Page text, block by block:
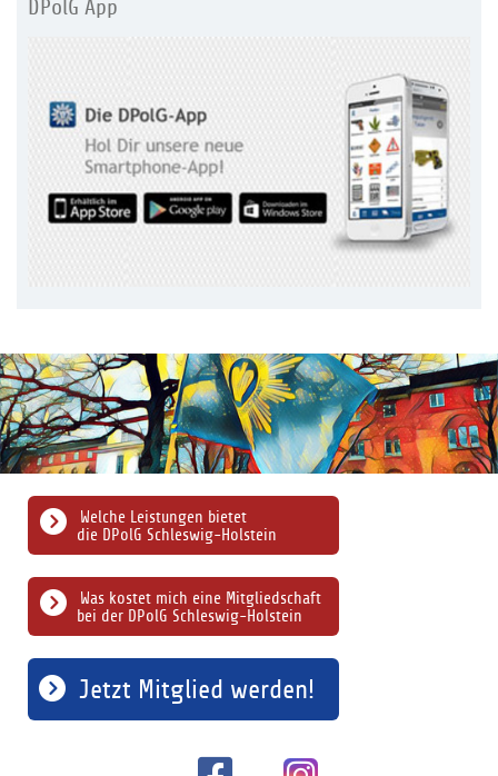
DPolG App
Was kostet mich eine Mitgliedschaft
bei der DPolG Schleswig-Holstein
Welche Leistungen bietet
die DPolG Schleswig-Holstein
Jetzt Mitglied werden!